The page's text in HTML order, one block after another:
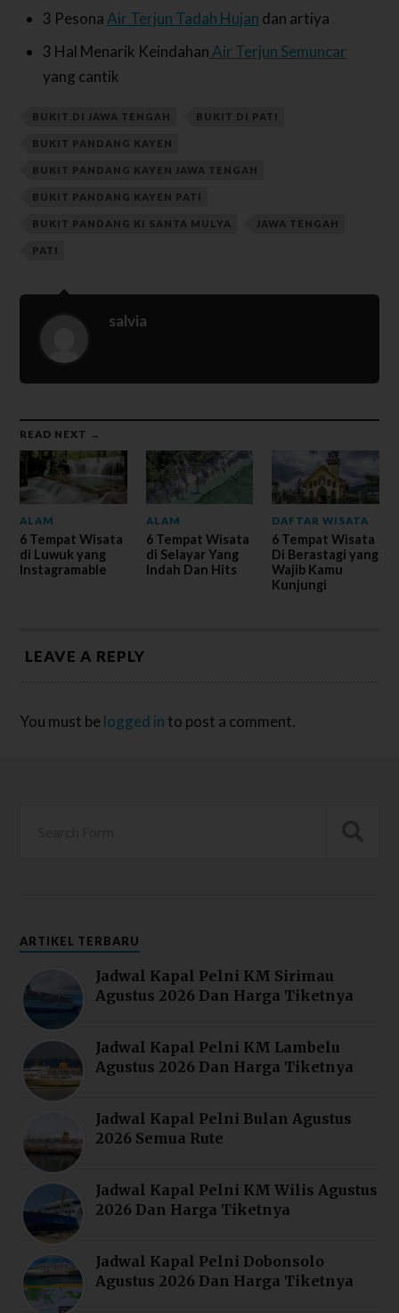
3 PesonaAir Terjun Tadah Hujan dan artiya
3 Hal Menarik Keindahan Air Terjun Semuncar
yang cantik
BUKIT DI JAWA TENGAH BUKIT DI PATI
BUKIT PANDANG KAYEN
BUKIT PANDANG KAYEN JAWA TENGAH
BUKIT PANDANG KAYEN PATI
BUKIT PANDANG KI SANTA MULYA JAWA TENGAH
PATI
salvia
READ NEXT →
ALAM
6 Tempat Wisata
di Luwuk yang
Instagramable
ALAM
6 Tempat Wisata
di Selayar Yang
Indah Dan Hits
DAFTAR WISATA
6 Tempat Wisata
Di Berastagi yang
Wajib Kamu
Kunjungi
LEAVE A REPLY
You must be logged in to post a comment.
ARTIKEL TERBARU
Jadwal Kapal Pelni KM Sirimau
Agustus 2026 Dan Harga Tiketnya
Jadwal Kapal Pelni KM Lambelu
Agustus 2026 Dan Harga Tiketnya
Jadwal Kapal Pelni Bulan Agustus
2026 Semua Rute
Jadwal Kapal Pelni KM Wilis Agustus
2026 Dan Harga Tiketnya
Jadwal Kapal Pelni Dobonsolo
Agustus 2026 Dan Harga Tiketnya